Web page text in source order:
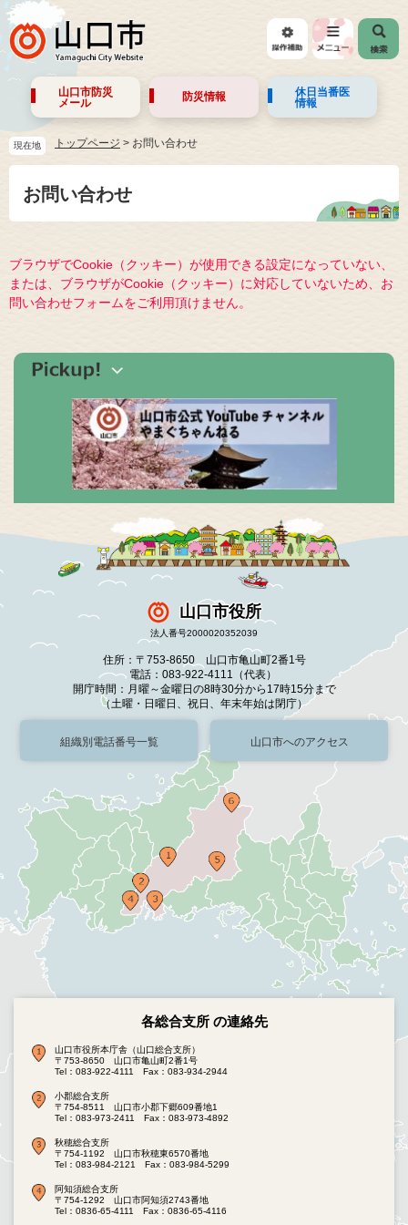
山口市防災
メール
防災情報
休日当番医
情報
現在地 トップページ > お問い合わせ
お問い合わせ
ブラウザでCookie（クッキー）が使用できる設定になっていない、
または、ブラウザがCookie（クッキー）に対応していないため、お
問い合わせフォームをご利用頂けません。
山口市役所
法人番号2000020352039
住所：〒753-8650 山口市亀山町2番1号
電話：083-922-4111（代表）
開庁時間：月曜～金曜日の8時30分から17時15分まで
（土曜・日曜日、祝日、年末年始は閉庁）
組織別電話番号一覧 山口市へのアクセス
各総合支所 の連絡先
山口市役所本庁舎（山口総合支所）
〒753-8650 山口市亀山町2番1号
Tel：083-922-4111
Fax：083-934-2944
小郡総合支所
〒754-8511 山口市小郡下郷609番地1
Tel：083-973-2411
Fax：083-973-4892
秋穂総合支所
〒754-1192 山口市秋穂東6570番地
Tel：083-984-2121
Fax：083-984-5299
阿知須総合支所
〒754-1292 山口市阿知須2743番地
Tel：0836-65-4111
Fax：0836-65-4116